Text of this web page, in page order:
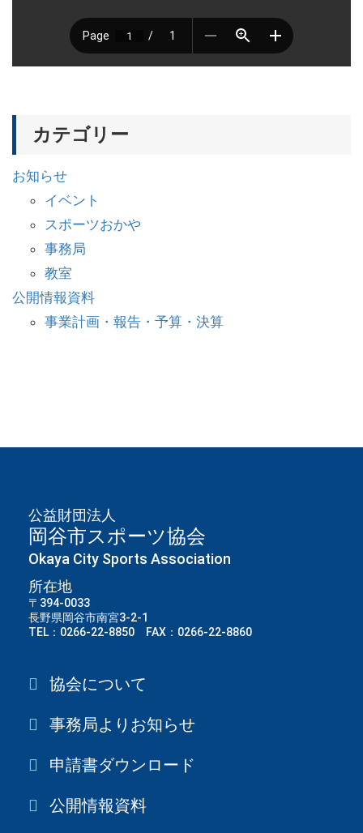
カテゴリー
お知らせ
イベント
スポーツおかや
事務局
教室
公開情報資料
事業計画・報告・予算・決算
公益財団法人
岡谷市スポーツ協会
Okaya City Sports Association
所在地
〒394-0033
長野県岡谷市南宮3-2-1
TEL：0266-22-8850 FAX：0266-22-8860
協会について
事務局よりお知らせ
申請書ダウンロード
公開情報資料